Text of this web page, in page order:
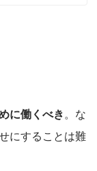
に働くべき。な
にすることは難